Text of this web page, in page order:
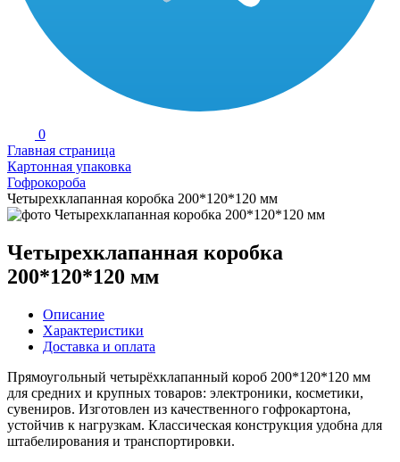
0
Главная страница
Картонная упаковка
Гофрокороба
Четырехклапанная коробка 200*120*120 мм
Четырехклапанная коробка
200*120*120 мм
Описание
Характеристики
Доставка и оплата
Прямоугольный четырёхклапанный короб 200*120*120 мм
для средних и крупных товаров: электроники, косметики,
сувениров. Изготовлен из качественного гофрокартона,
устойчив к нагрузкам. Классическая конструкция удобна для
штабелирования и транспортировки.